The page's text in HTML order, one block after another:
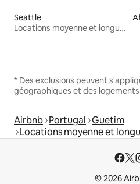
Seattle
Locations moyenne et longue durée
* Des exclusions peuvent
géographiques et des
Airbnb Portugal Guetim
Locations moyenne et
© 2026